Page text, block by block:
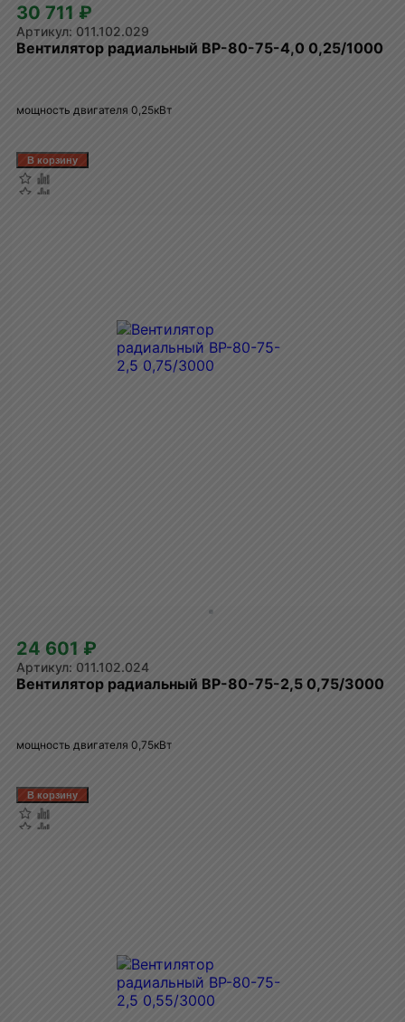
30 711 ₽
011.102.029
Вентилятор радиальный ВР-80-75-4,0 0,25/1000
мощность двигателя 0,25кВт
24 601 ₽
011.102.024
Вентилятор радиальный ВР-80-75-2,5 0,75/3000
мощность двигателя 0,75кВт